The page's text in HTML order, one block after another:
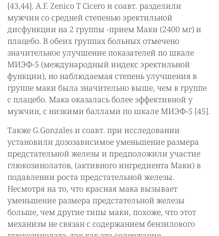
[43,44]. A.F. Zenico T Cicero и соавт. разделили
мужчин со средней степенью эректильной
дисфункции на 2 группы -прием Маки (2400 мг) и
плацебо. В обеих группах больных отмечено
значительное улучшение показателей по шкале
МИЭФ-5 (международный индекс эректильной
функции), но наблюдаемая степень улучшения в
группе маки была значительно выше, чем в группе
с плацебо. Мака оказалась более эффективной у
мужчин, с низкими баллами по шкале МИЭФ-5 [45].
Также G.Gonzales и соавт. при исследовании
установили дозозависимое уменьшение размера
предстательной железы и предположили участие
глюкозинолатов, (активного ингредиента Маки) в
подавлении роста предстательной железы.
Несмотря на то, что красная мака вызывает
уменьшение размера предстательной железы
больше, чем другие типы маки, похоже, что этот
механизм не связан с содержанием бензилового